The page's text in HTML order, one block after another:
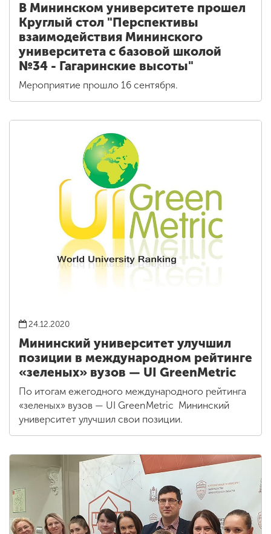
В Мининском университете прошел
Круглый стол "Перспективы
взаимодействия Мининского
университета с базовой школой
№34 - Гагаринские высоты"
Мероприятие прошло 16 сентября.
24.12.2020
Мининский университет улучшил
позиции в международном рейтинге
«зеленых» вузов — UI GreenMetric
По итогам ежегодного международного рейтинга
«зеленых» вузов — UI GreenMetric Мининский
университет улучшил свои позиции.